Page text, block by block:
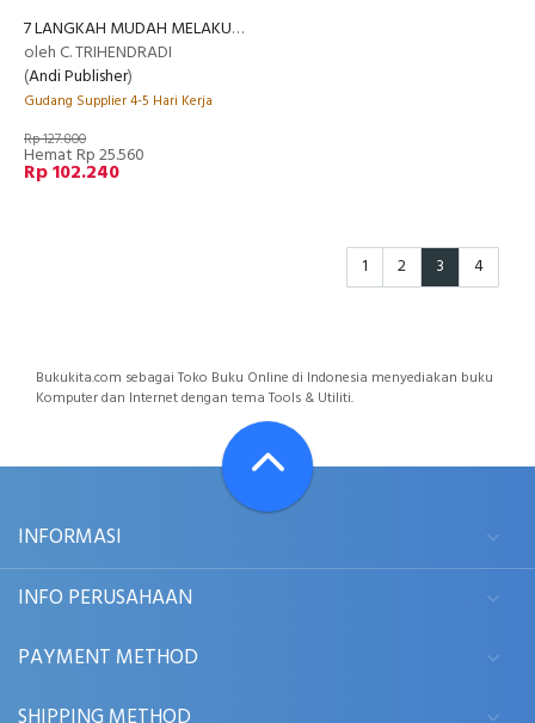
7 LANGKAH MUDAH MELAKUKAN ANALISIS STATISTIK MENGGUNAKAN SPSS 17
oleh C. TRIHENDRADI
(Andi Publisher)
Gudang Supplier 4-5 Hari Kerja
Rp 127.800
Hemat Rp 25.560
Rp 102.240
1 2 3 4
Bukukita.com sebagai Toko Buku Online di Indonesia menyediakan buku
Komputer dan Internet dengan tema Tools & Utiliti.
INFORMASI
INFO PERUSAHAAN
PAYMENT METHOD